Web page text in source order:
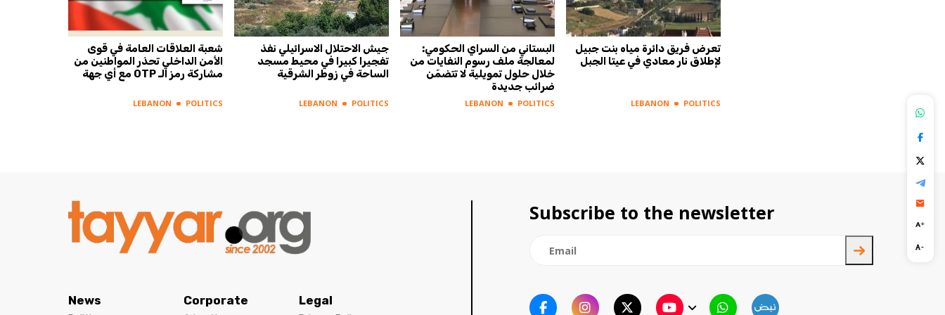
شعبة العلاقات العامة في قوى
الأمن الداخلي تحذر المواطنين من
مشاركة رمز الـ OTP مع أي جهة
LEBANON POLITICS
جيش الاحتلال الاسرائيلي نفذ
تفجيرا كبيرا في محيط مسجد
الساحة في زوطر الشرقية
LEBANON POLITICS
البستاني من السراي الحكومي:
لمعالجة ملف رسوم النفايات من
خلال حلول تمويلية لا تتضمّن
ضرائب جديدة
LEBANON POLITICS
تعرض فريق دائرة مياه بنت جبيل
لإطلاق نار معادي في عيتا الجبل
LEBANON POLITICS
News Corporate Legal
Subscribe to the newsletter